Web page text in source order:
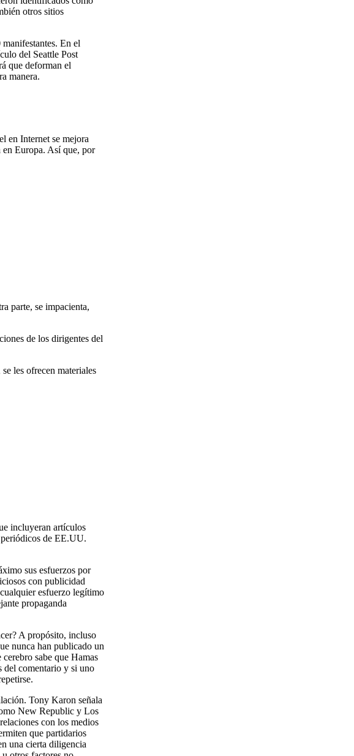
otros sitios
En el
del Seattle Post
que deforman el
manera.
en Internet se mejora
Europa. Así que, por
parte, se impacienta,
de los dirigentes del
les ofrecen materiales
incluyeran artículos
de EE.UU.
sus esfuerzos por
con publicidad
esfuerzo legítimo
propaganda
A propósito, incluso
nunca han publicado un
sabe que Hamas
del comentario y si uno
Tony Karon señala
New Republic y Los
con los medios
que partidarios
una cierta diligencia